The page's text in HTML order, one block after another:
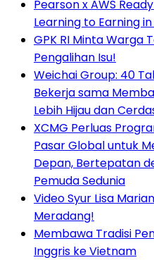
Pearson x AWS
Learning to Earning
GPK RI Minta Warga
Pengalihan Isu!
Weichai Group: 40
Bekerja sama
Lebih Hijau dan
XCMG Perluas
Pasar Global untuk
Depan, Bertepatan
Pemuda Sedunia
Video Syur Lisa
Meradang!
Membawa Tradisi
Inggris ke Vietnam